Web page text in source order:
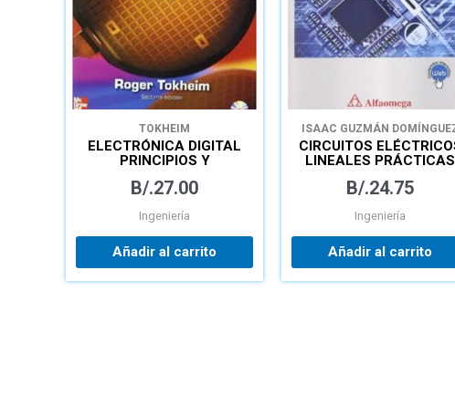
TOKHEIM
ELECTRÓNICA DIGITAL
PRINCIPIOS Y
B/.27.00
Ingeniería
Añadir al carrito
ISAAC GUZMÁN
CIRCUITOS
LINEALES PRÁCTICAS
B/.24.75
Ingeniería
Añadir al carrito